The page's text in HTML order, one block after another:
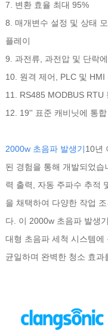
7. 변환 효율 최대 95%
8. 매개변수 설정 및 상태
플레이
9. 과전류, 과전압 및 단락
10. 원격 제어, PLC 및 HMI
11. RS485 MODBUS RTU
12. 19'' 표준 캐비닛에 통
2000w 초음파 발생기10년
된 경험을 통해 개발되었
력 출력, 자동 주파수 추적
을 채택하여 다양한 작업
다. 이 2000w 초음파 발생
대형 초음파 세척 시스템
균일하며 완벽한 청소 효과